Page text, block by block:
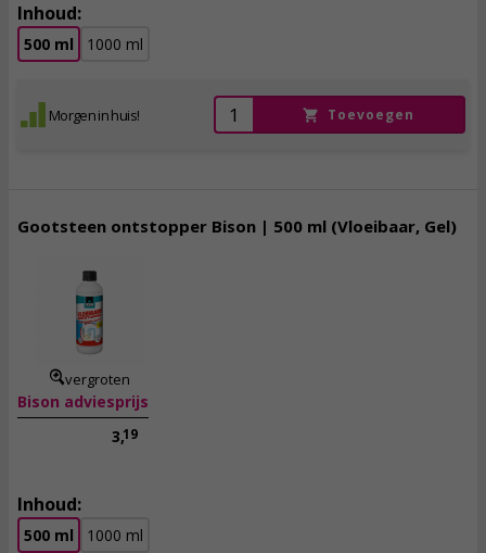
Inhoud:
500 ml 1000 ml
Morgen in huis! Toevoegen
Gootsteen ontstopper Bison | 500 ml (Vloeibaar, Gel)
vergroten
Bison adviesprijs
3,19
Inhoud:
500 ml 1000 ml